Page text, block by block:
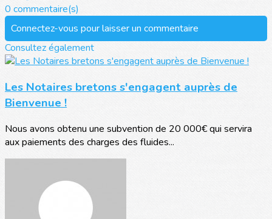
0 commentaire(s)
Connectez-vous pour laisser un commentaire
Consultez également
Les Notaires bretons s'engagent auprès de
Bienvenue !
Nous avons obtenu une subvention de 20 000€ qui servira
aux paiements des charges des fluides...